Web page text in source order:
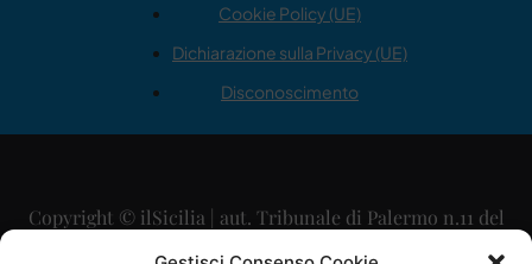
Cookie Policy (UE)
Dichiarazione sulla Privacy (UE)
Disconoscimento
Copyright © ilSicilia | aut. Tribunale di Palermo n.11 del
29/09/2015